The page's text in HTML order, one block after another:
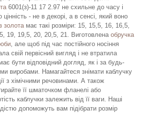
6001(з)-11 17 2.97 не схильне до часу і
- не в декорі, а в сенсі, який воно
золотамає такі розміри: 15, 15,5, 16, 16,5,
19, 19,5, 20, 20,5, 21. Виготовлена обручка
, але щоб під час постійного носіння
свій первісний вигляд і не втратила
бути відповідний догляд, як і за будь-
виробами. Намагайтеся знімати каблучку
з хімічними речовинами. А також
її шматочком фланелі або
каблучки залежить від її ваги. Наші
допоможуть вам підібрати розмір